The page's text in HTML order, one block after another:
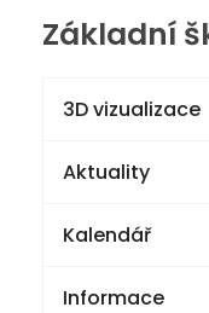
Základní
3D vizualizace
Aktuality
Kalendář
Informace